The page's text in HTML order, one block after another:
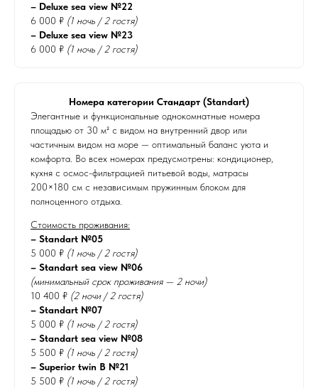
– Deluxe sea view №22
6 000 ₽ (1 ночь / 2 гостя)
– Deluxe sea view №23
6 000 ₽ (1 ночь / 2 гостя)
Номера категории Стандарт (Standart)
Элегантные и функциональные однокомнатные номера
площадью от 30 м² с видом на внутренний двор или
частичным видом на море — оптимальный баланс уюта и
комфорта. Во всех номерах предусмотрены: кондиционер,
кухня с осмос-фильтрацией питьевой воды, матрасы
200×180 см с независимым пружинным блоком для
полноценного отдыха.
Стоимость проживания:
– Standart №05
5 000 ₽ (1 ночь / 2 гостя)
– Standart sea view №06
(минимальный срок проживания — 2 ночи)
10 400 ₽ (2 ночи / 2 гостя)
– Standart №07
5 000 ₽ (1 ночь / 2 гостя)
– Standart sea view №08
5 500 ₽ (1 ночь / 2 гостя)
– Superior twin B №21
5 500 ₽ (1 ночь / 2 гостя)